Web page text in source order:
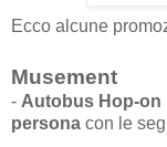
Ecco alcune
Musement
- Autobus Hop-on
persona con le